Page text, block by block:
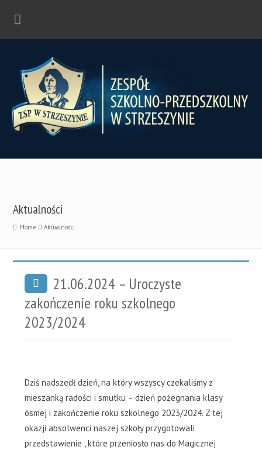
Aktualności
Home Aktualności
21.06.2024 – Uroczyste
zakończenie roku szkolnego
2023/2024
Dziś nadszedł dzień, na który wszyscy czekaliśmy z
mieszanką radości i smutku – dzień pożegnania klasy
ósmej i zakończenie roku szkolnego 2023/2024. Z tej
okazji absolwenci naszej szkoły przygotowali
przedstawienie , które przeniosło nas do Magicznej